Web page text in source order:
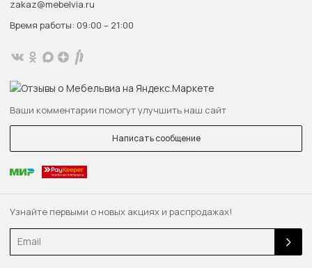
Узнайте первыми о новых акциях и распродажах!
Email
zakaz@mebelvia.ru
Время работы: 09:00 – 21:00
Ваши комментарии помогут улучшить наш сайт
Написать сообщение